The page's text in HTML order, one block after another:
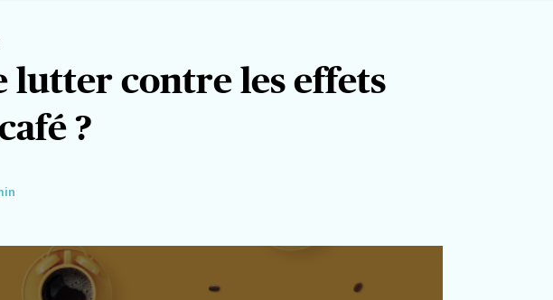
lutter contre les effets
?